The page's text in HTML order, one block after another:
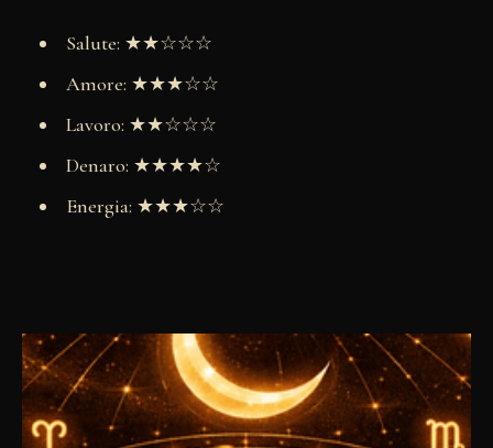
Salute: ★★☆☆☆
Amore: ★★★☆☆
Lavoro: ★★☆☆☆
Denaro: ★★★★☆
Energia: ★★★☆☆